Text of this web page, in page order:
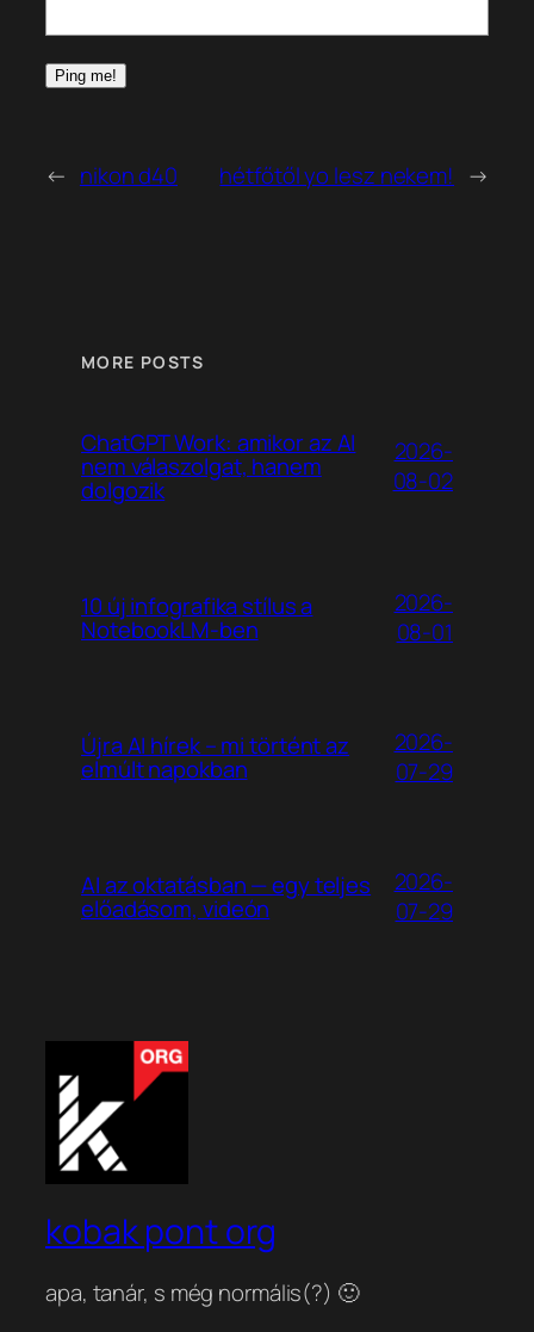
← nikon d40 hétfőtől yo lesz nekem! →
MORE POSTS
ChatGPT Work: amikor az AI
nem válaszolgat, hanem
dolgozik
2026-
08-02
10 új infografika stílus a
NotebookLM-ben
2026-
08-01
Újra AI hírek – mi történt az
elmúlt napokban
2026-
07-29
AI az oktatásban — egy teljes
előadásom, videón
2026-
07-29
kobak pont org
apa, tanár, s még normális(?) 🙂